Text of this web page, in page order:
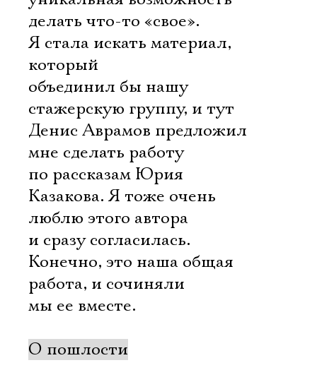
делать что-то «свое».
Я стала искать материал,
который
объединил бы нашу
стажерскую группу, и тут
Денис Аврамов предложил
мне сделать работу
по рассказам Юрия
Казакова. Я тоже очень
люблю этого автора
и сразу согласилась.
Конечно, это наша общая
работа, и сочиняли
мы ее вместе.
О пошлости